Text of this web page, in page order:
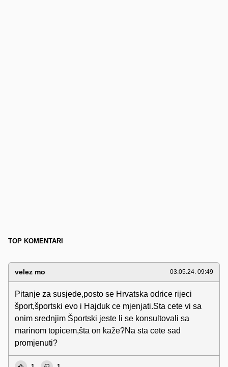
TOP KOMENTARI
velez mo 03.05.24. 09:49
Pitanje za susjede,posto se Hrvatska odrice rijeci
šport,športski evo i Hajduk ce mjenjati.Sta cete vi sa
onim srednjim Športski jeste li se konsultovali sa
marinom topicem,šta on kaže?Na sta cete sad
promjenuti?